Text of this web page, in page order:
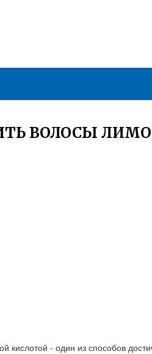
ВОЛОСЫ
кислотой - один из способов